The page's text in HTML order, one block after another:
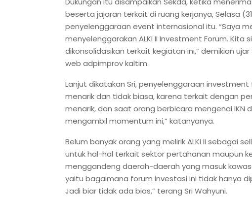
beserta jajaran terkait di ruang kerjanya, Selasa
penyelenggaraan event internasional itu. “Saya
menyelenggarakan ALKI II Investment Forum.
dikonsolidasikan terkait kegiatan ini,” demikian
web adpimprov kaltim.
Lanjut dikatakan Sri, penyelenggaraan
menarik dan tidak biasa, karena terkait dengan
menarik, dan saat orang berbicara mengenai IKN
mengambil momentum ini,” katanyanya.
Belum banyak orang yang melirik ALKI II sebagai
untuk hal-hal terkait sektor pertahanan maupun
menggandeng daerah-daerah yang masuk
yaitu bagaimana forum investasi ini tidak hanya
Jadi biar tidak ada bias,” terang Sri Wahyuni.